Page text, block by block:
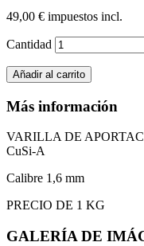
49,00 € impuestos incl.
Cantidad
Añadir al carrito
Más información
VARILLA DE
CuSi-A
Calibre 1,6 mm
PRECIO DE 1 KG
GALERÍA DE